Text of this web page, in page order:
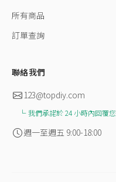
所有商品
訂單查詢
聯絡我們
123@topdiy.com
我們承諾於 24 小時內回覆
週一至週五 9:00-18:00